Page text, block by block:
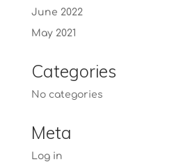
June 2022
May 2021
Categories
No categories
Meta
Log in